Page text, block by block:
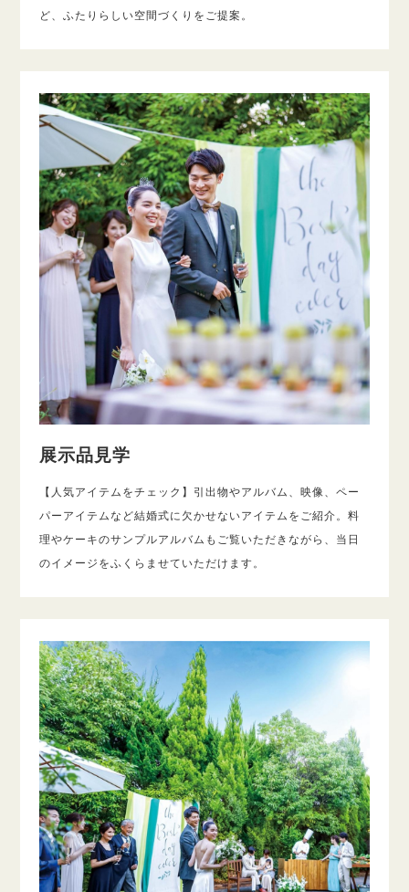
ど、ふたりらしい空間づくりをご提案。
展示品見学
【人気アイテムをチェック】引出物やアルバム、映像、ペー
パーアイテムなど結婚式に欠かせないアイテムをご紹介。料
理やケーキのサンプルアルバムもご覧いただきながら、当日
のイメージをふくらませていただけます。